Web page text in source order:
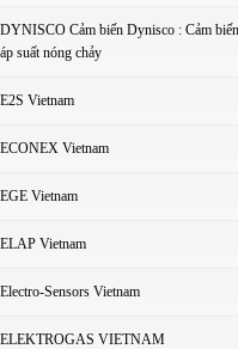
DYNISCO Cảm biến Dynisco : Cảm biến
áp suất nóng chảy
E2S Vietnam
ECONEX Vietnam
EGE Vietnam
ELAP Vietnam
Electro-Sensors Vietnam
ELEKTROGAS VIETNAM